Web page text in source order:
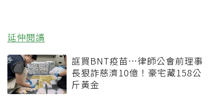
延伸閱讀
誆買BNT疫苗…律師公會前理事
長狠詐慈濟10億！豪宅藏158公
斤黃金